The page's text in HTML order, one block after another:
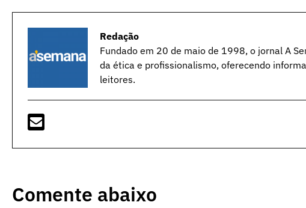
Redação
Fundado em 20 de maio de 1998, o jornal A
da ética e profissionalismo, oferecendo
leitores.
Comente abaixo